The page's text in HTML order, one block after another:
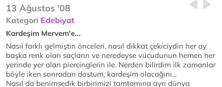
13 Ağustos '08
Kategori Edebiyat
Kardeşim Mervem'e...
Nasıl farklı gelmiştin önceleri, nasıl dikkat çekiciydin her ay
başka renk olan saçların ve neredeyse vücudunun hemen her
yerinde yer alan piercinglerin ile. Nerden bilirdim ilk zamanlar
böyle iken sonradan dostum, kardeşim olacağını...
Nasıl da benimsedik birbirimizi tamtamına ayrı dünya